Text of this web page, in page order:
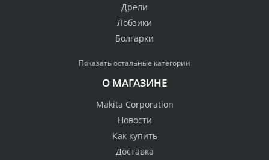
Дрели
Лобзики
Болгарки
Показать остальные категории
О МАГАЗИНЕ
Makita Corporation
Новости
Как купить
Доставка